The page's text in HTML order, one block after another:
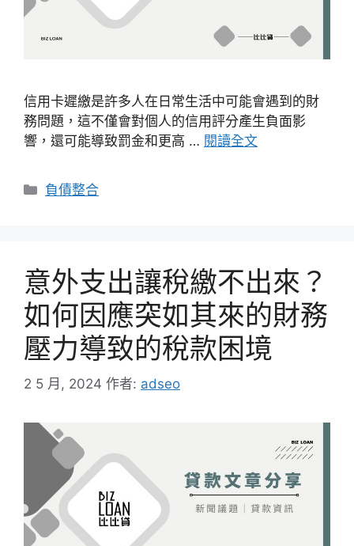
信用卡遲繳是許多人在日常生活中可能會遇到的財
務問題，這不僅會對個人的信用評分產生負面影
響，還可能導致罰金和更高 … 閱讀全文
分
負債整合
意外支出讓稅繳不出來？
如何因應突如其來的財務
壓力導致的稅款困境
2 5 月, 2024 作者: adseo